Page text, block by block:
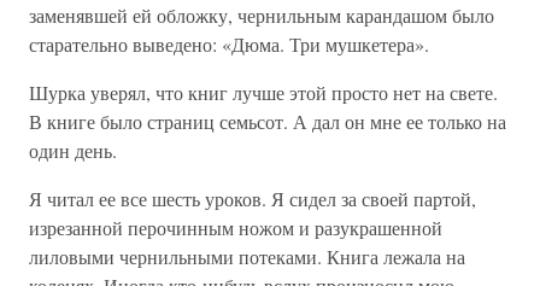
заменявшей ей обложку, чернильным карандашом было
старательно выведено: «Дюма. Три мушкетера».
Шурка уверял, что книг лучше этой просто нет на свете.
В книге было страниц семьсот. А дал он мне ее только на
один день.
Я читал ее все шесть уроков. Я сидел за своей партой,
изрезанной перочинным ножом и разукрашенной
лиловыми чернильными потеками. Книга лежала на